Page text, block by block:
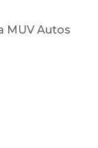
MUV Autos